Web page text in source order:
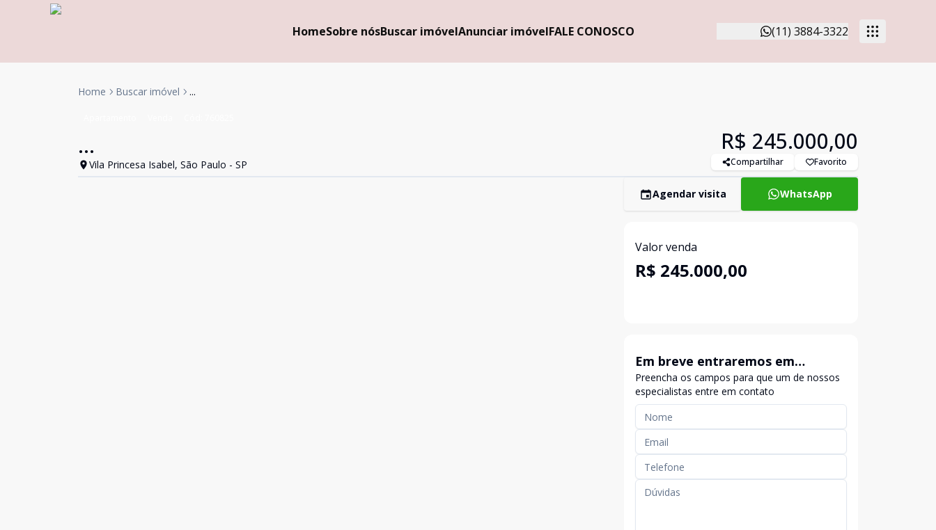
HomeSobre nósBuscar imóvelAnunciar imóvelFALE CONOSCO (11) 3884-3322
Home Buscar imóvel ...
...
Vila Princesa Isabel, São Paulo - SP
R$ 245.000,00
Compartilhar Favorito
Agendar visita WhatsApp
Valor venda
R$ 245.000,00
Em breve entraremos em
contato
Preencha os campos para que um de nossos
especialistas entre em contato